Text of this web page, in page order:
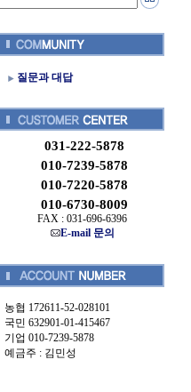
질문과 대답
031-222-5878
010-7239-5878
010-7220-5878
010-6730-8009
FAX : 031-696-6396
E-mail 문의
농협 172611-52-028101
국민 632901-01-415467
기업 010-7239-5878
예금주 : 김민성